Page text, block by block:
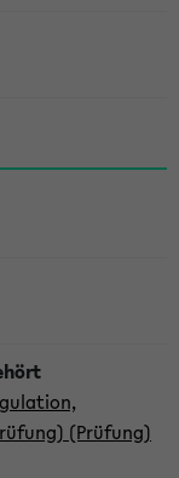
(Prüfung)